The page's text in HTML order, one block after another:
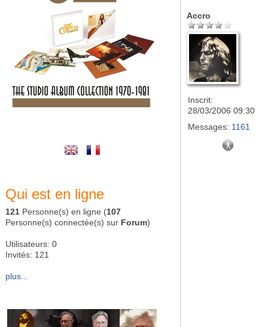
Qui est en ligne
121 Personne(s) en ligne (107
Personne(s) connectée(s) sur Forum)
Utilisateurs: 0
Invités: 121
plus...
Accro
Inscrit:
28/03/2006 09:30
Messages: 1161